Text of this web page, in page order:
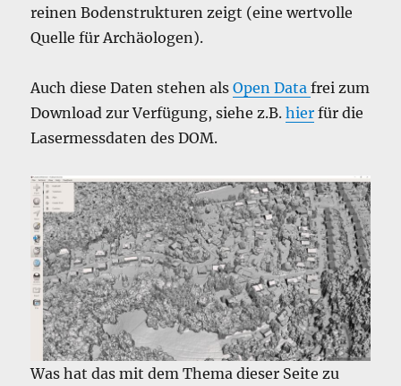
reinen Bodenstrukturen zeigt (eine wertvolle
Quelle für Archäologen).
Auch diese Daten stehen alsOpen Datafrei zum
Download zur Verfügung, siehe z.B.hier für die
Lasermessdaten des DOM.
Was hat das mit dem Thema dieser Seite zu